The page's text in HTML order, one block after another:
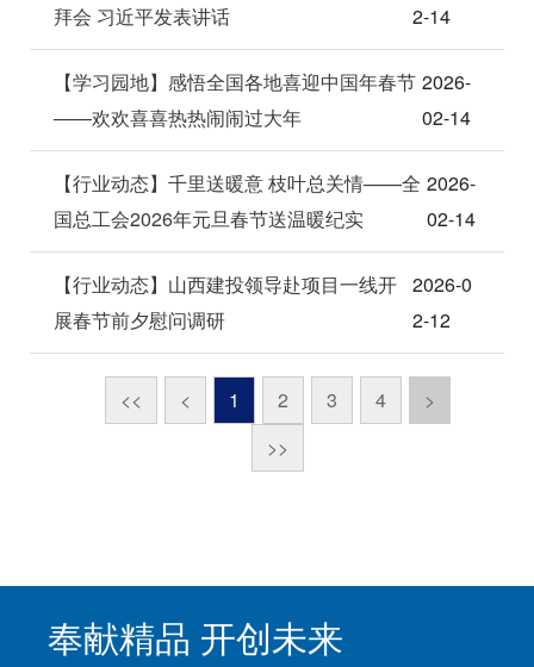
拜会 习近平发表讲话
2-14
【学习园地】感悟全国各地喜迎中国年春节
——欢欢喜喜热热闹闹过大年
2026-
02-14
【行业动态】千里送暖意 枝叶总关情——全
国总工会2026年元旦春节送温暖纪实
2026-
02-14
【行业动态】山西建投领导赴项目一线开
展春节前夕慰问调研
2026-0
2-12
<< < 1 2 3 4
>
>>
奉献精品 开创未来